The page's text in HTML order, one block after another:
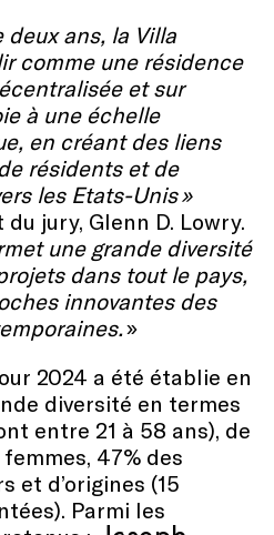
deux ans, la Villa
comme une résidence
et sur
à une échelle
en créant des liens
résidents et de
les Etats-Unis »
jury, Glenn D. Lowry.
une grande diversité
dans tout le pays,
innovantes des
»
2024 a été établie en
diversité en termes
entre 21 à 58 ans), de
47% des
et d’origines (15
Parmi les